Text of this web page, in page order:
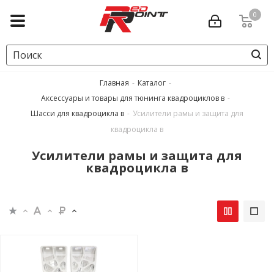
0
Главная - Каталог -
Аксессуары и товары для тюнинга квадроциклов в -
Шасси для квадроцикла в - Усилители рамы и защита для
квадроцикла в
Усилители рамы и защита для
квадроцикла в